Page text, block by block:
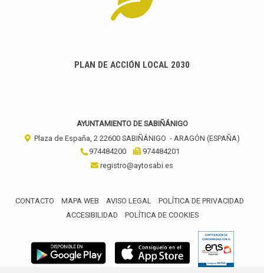
PLAN DE ACCIÓN LOCAL 2030
AYUNTAMIENTO DE SABIÑÁNIGO
Plaza de España, 2 22600 SABIÑÁNIGO - ARAGÓN (ESPAÑA)
974484200
974484201
registro@aytosabi.es
CONTACTO MAPA WEB AVISO LEGAL
POLÍTICA DE PRIVACIDAD
ACCESIBILIDAD
POLÍTICA DE COOKIES